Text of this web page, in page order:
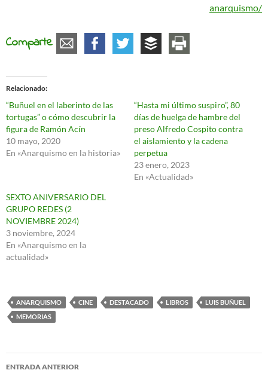
anarquismo/
Comparte
Relacionado
“Buñuel en el laberinto de las
tortugas” o cómo descubrir la
figura de Ramón Acín
10 mayo, 2020
En «Anarquismo en la historia»
“Hasta mi último suspiro”, 80
días de huelga de hambre del
preso Alfredo Cospito contra
el aislamiento y la cadena
perpetua
23 enero, 2023
En «Actualidad»
SEXTO ANIVERSARIO DEL
GRUPO REDES (2
NOVIEMBRE 2024)
3 noviembre, 2024
En «Anarquismo en la
actualidad»
ANARQUISMO CINE DESTACADO LIBROS
LUIS BUÑUEL
MEMORIAS
Navegación
ENTRADA ANTERIOR